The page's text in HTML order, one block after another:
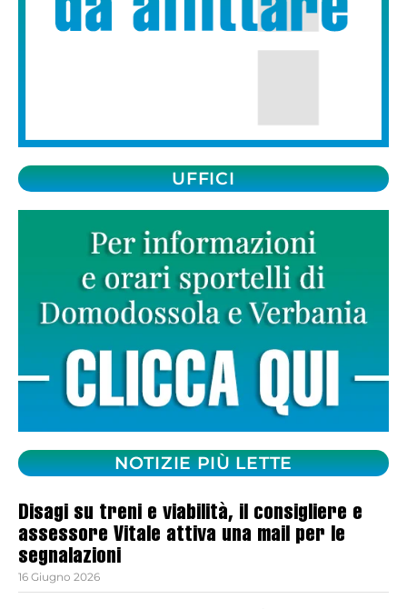
UFFICI
NOTIZIE PIÙ LETTE
Disagi su treni e viabilità, il consigliere e
assessore Vitale attiva una mail per le
segnalazioni
16 Giugno 2026